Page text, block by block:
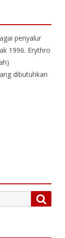
penyalur
1996. Erythro
dibutuhkan